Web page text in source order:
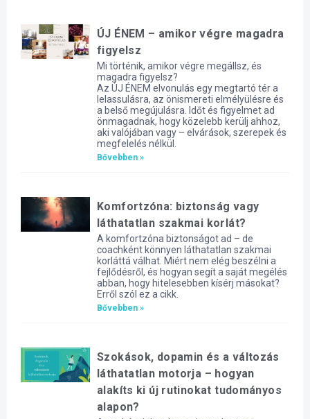
ÚJ ÉNEM – amikor végre magadra
figyelsz
Mi történik, amikor végre megállsz, és
magadra figyelsz?
Az ÚJ ÉNEM elvonulás egy megtartó tér a
lelassulásra, az önismereti elmélyülésre és
a belső megújulásra. Időt és figyelmet ad
önmagadnak, hogy közelebb kerülj ahhoz,
aki valójában vagy – elvárások, szerepek és
megfelelés nélkül.
Bővebben »
Komfortzóna: biztonság vagy
láthatatlan szakmai korlát?
A komfortzóna biztonságot ad – de
coachként könnyen láthatatlan szakmai
korláttá válhat. Miért nem elég beszélni a
fejlődésről, és hogyan segít a saját megélés
abban, hogy hitelesebben kísérj másokat?
Erről szól ez a cikk.
Bővebben »
Szokások, dopamin és a változás
láthatatlan motorja – hogyan
alakíts ki új rutinokat tudományos
alapon?